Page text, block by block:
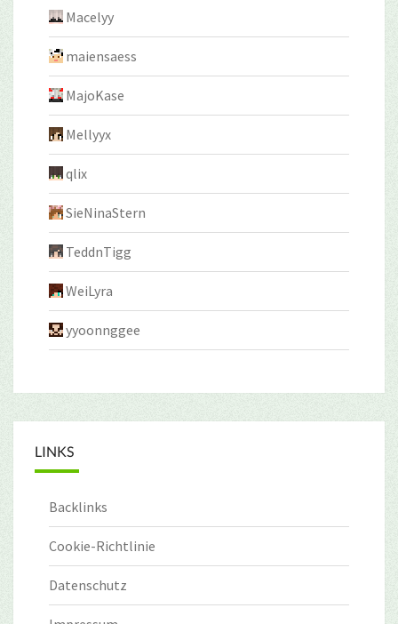
Macelyy
maiensaess
MajoKase
Mellyyx
qlix
SieNinaStern
TeddnTigg
WeiLyra
yyoonnggee
LINKS
Backlinks
Cookie-Richtlinie
Datenschutz